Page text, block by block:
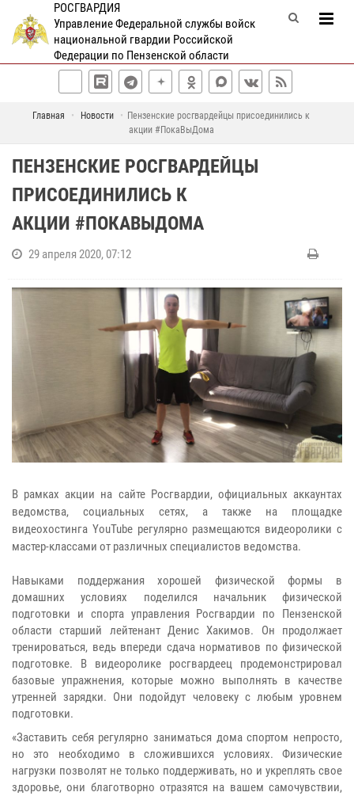
РОСГВАРДИЯ
Управление Федеральной службы войск
национальной гвардии Российской
Федерации по Пензенской области
Главная Новости
Пензенские росгвардейцы присоединились к
акции #ПокаВыДома
ПЕНЗЕНСКИЕ РОСГВАРДЕЙЦЫ
ПРИСОЕДИНИЛИСЬ К
АКЦИИ #ПОКАВЫДОМА
29 апреля 2020, 07:12
В рамках акции на сайте Росгвардии, официальных аккаунтах
ведомства, социальных сетях, а также на площадке
видеохостинга YouTube регулярно размещаются видеоролики с
мастер-классами от различных специалистов ведомства.
Навыками поддержания хорошей физической формы в
домашних условиях поделился начальник физической
подготовки и спорта управления Росгвардии по Пензенской
области старший лейтенант Денис Хакимов. Он продолжает
тренироваться, ведь впереди сдача нормативов по физической
подготовке. В видеоролике росгвардеец продемонстрировал
базовые упражнения, которые можно выполнять в качестве
утренней зарядки. Они подойдут человеку с любым уровнем
подготовки.
«Заставить себя регулярно заниматься дома спортом непросто,
но это необходимо в сложившихся условиях. Физические
нагрузки позволят не только поддерживать, но и укреплять свое
здоровье, они благотворно отразятся на вашем самочувствии,